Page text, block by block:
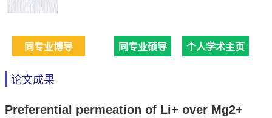
同专业博导 同专业硕导 个人学术主页
论文成果
Preferential permeation of Li+ over Mg2+